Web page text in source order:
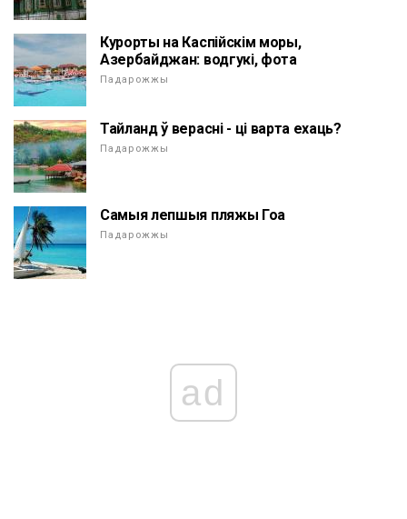
Курорты на Каспійскім моры,
Азербайджан: водгукі, фота
Падарожжы
Тайланд ў верасні - ці варта ехаць?
Падарожжы
Самыя лепшыя пляжы Гоа
Падарожжы
ad